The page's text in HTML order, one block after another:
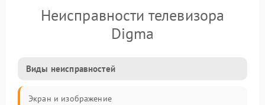
Неисправности телевизора
Digma
Виды неисправностей
Экран и изображение